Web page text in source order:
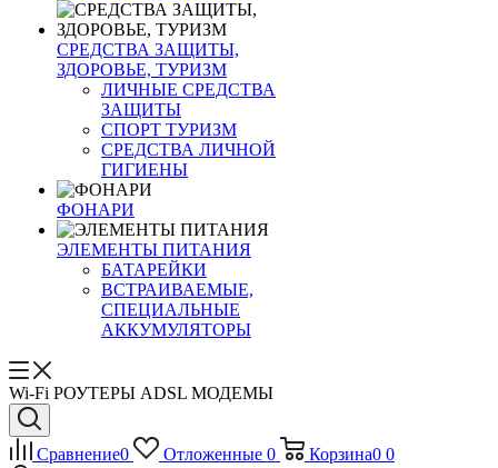
СРЕДСТВА ЗАЩИТЫ,
ЗДОРОВЬЕ, ТУРИЗМ
ЛИЧНЫЕ СРЕДСТВА
ЗАЩИТЫ
СПОРТ ТУРИЗМ
СРЕДСТВА ЛИЧНОЙ
ГИГИЕНЫ
ФОНАРИ
ЭЛЕМЕНТЫ ПИТАНИЯ
БАТАРЕЙКИ
ВСТРАИВАЕМЫЕ,
СПЕЦИАЛЬНЫЕ
АККУМУЛЯТОРЫ
Wi-Fi РОУТЕРЫ ADSL МОДЕМЫ
Сравнение0 Отложенные 0 Корзина0 0